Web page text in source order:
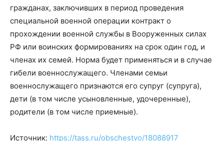
гражданах, заключивших в период проведения
специальной военной операции контракт о
прохождении военной службы в Вооруженных силах
РФ или воинских формированиях на срок один год, и
членах их семей. Норма будет применяться и в случае
гибели военнослужащего. Членами семьи
военнослужащего признаются его супруг (супруга),
дети (в том числе усыновленные, удочеренные),
родители (в том числе приемные).
Источник: https://tass.ru/obschestvo/18088917